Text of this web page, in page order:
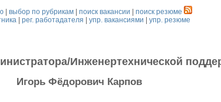
| выбор по рубрикам| поиск вакансии
поиск резюме
|рег. работадателя |упр. вакансиями |упр. резюме
Инженертехнической
Игорь Фёдорович Карпов